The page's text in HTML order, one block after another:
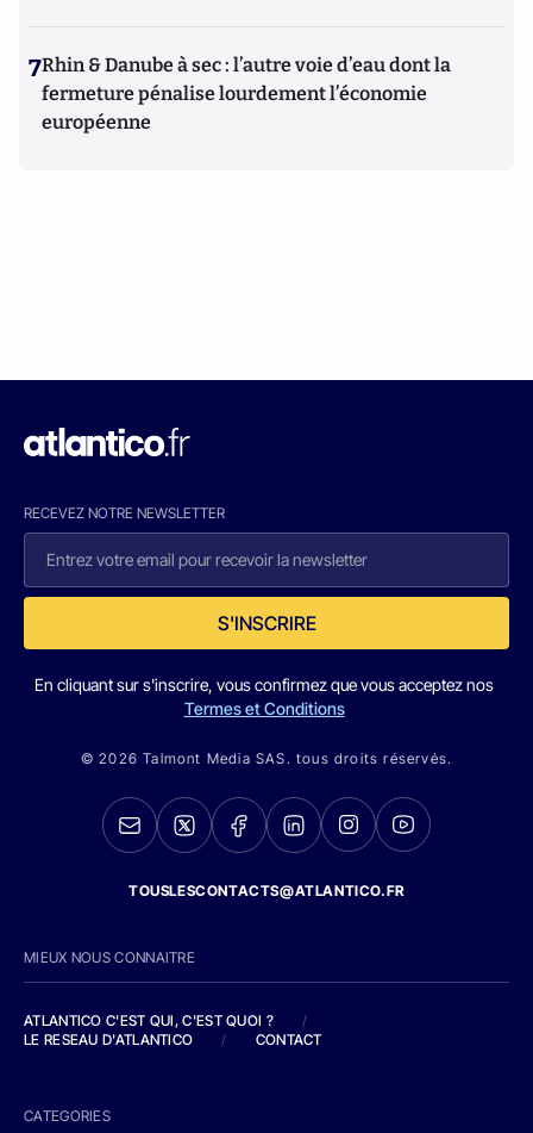
7Rhin & Danube à sec : l’autre voie d’eau dont la
fermeture pénalise lourdement l’économie
européenne
RECEVEZ NOTRE NEWSLETTER
S'INSCRIRE
En cliquant sur s'inscrire, vous confirmez que vous acceptez nos
Termes et Conditions
© 2026 Talmont Media SAS. tous droits réservés.
TOUSLESCONTACTS@ATLANTICO.FR
MIEUX NOUS CONNAITRE
ATLANTICO C'EST QUI, C'EST QUOI ?
/
LE RESEAU D'ATLANTICO
/ CONTACT
CATEGORIES